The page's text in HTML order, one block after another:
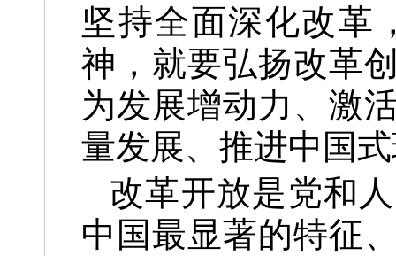
坚持全面深化改革
神，就要弘扬改革
为发展增动力、激
量发展、推进中国
改革开放是党和
中国最显著的特征